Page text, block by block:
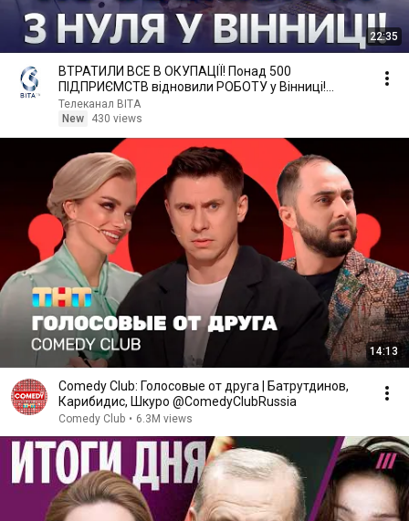
22:35
ВТРАТИЛИ ВСЕ В ОКУПАЦІЇ! Понад 500
ПІДПРИЄМСТВ відновили РОБОТУ у Вінниці!
Легендарний торт «ХЕРСОН»
Телеканал ВІТА
New
430 views
14:13
Comedy Club: Голосовые от друга | Батрутдинов,
Карибидис, Шкуро @ComedyClubRussia
Comedy Club • 6.3M views